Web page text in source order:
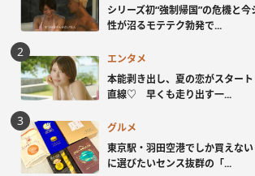
シリーズ初“強制帰国”の危機と
性が沼るモテテク勃発で...
エンタメ
本能剥き出し、夏の恋がスター
直線♡ 早くも走り出す一...
グルメ
東京駅・羽田空港でしか買えな
に選びたいセンス抜群の「...